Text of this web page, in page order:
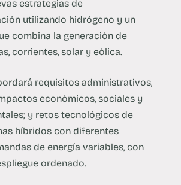
estrategias de
utilizando hidrógeno y un
combina la generación de
corrientes, solar y eólica.
requisitos administrativos,
económicos, sociales y
y retos tecnológicos de
híbridos con diferentes
de energía variables, con
ordenado.